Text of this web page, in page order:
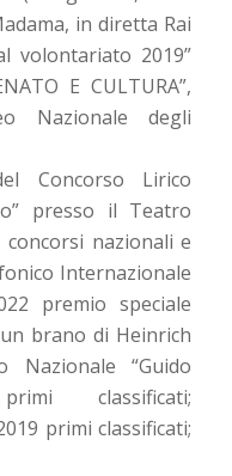
in diretta Rai
volontariato 2019”
E CULTURA”,
Nazionale degli
Concorso Lirico
presso il Teatro
nazionali e
Internazionale
premio speciale
brano di Heinrich
Nazionale “Guido
classificati;
primi classificati;